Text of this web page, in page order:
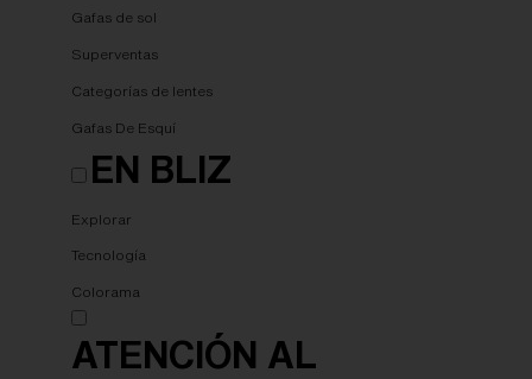
Gafas de sol
Superventas
Categorías de lentes
Gafas De Esquí
EN BLIZ
Explorar
Tecnología
Colorama
ATENCIÓN AL